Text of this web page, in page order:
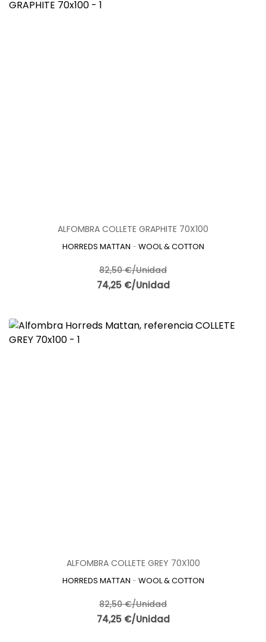
ALFOMBRA COLLETE GRAPHITE 70X100
HORREDS MATTAN - WOOL & COTTON
82,50 €/Unidad
74,25 €/Unidad
ALFOMBRA COLLETE GREY 70X100
HORREDS MATTAN - WOOL & COTTON
82,50 €/Unidad
74,25 €/Unidad